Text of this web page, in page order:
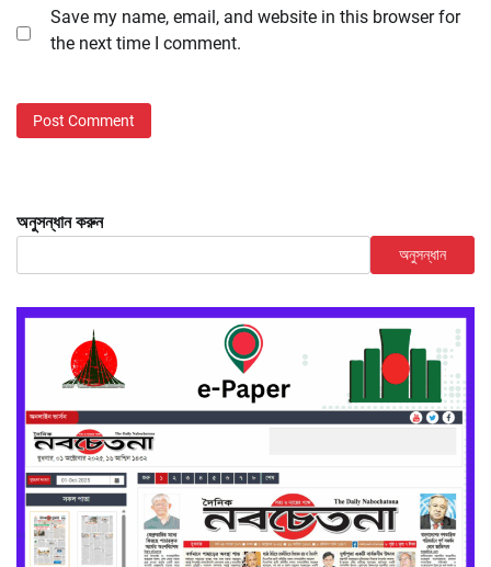
Save my name, email, and website in this browser for
the next time I comment.
অনুসন্ধান করুন
অনুসন্ধান